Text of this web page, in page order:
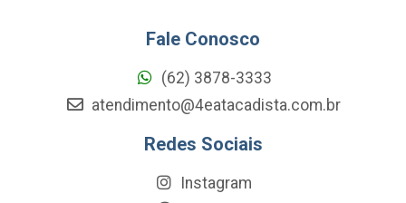
Fale Conosco
(62) 3878-3333
atendimento@4eatacadista.com.br
Redes Sociais
Instagram